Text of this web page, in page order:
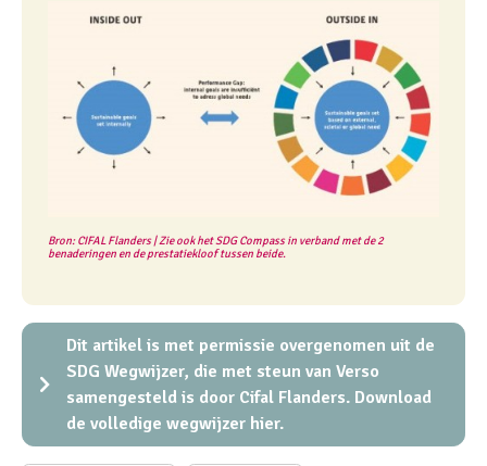
Bron: CIFAL Flanders | Zie ook het SDG Compass in verband met de 2
benaderingen en de prestatiekloof tussen beide.
Dit artikel is met permissie overgenomen uit de
SDG Wegwijzer, die met steun van Verso
samengesteld is door Cifal Flanders. Download
de volledige wegwijzer hier.